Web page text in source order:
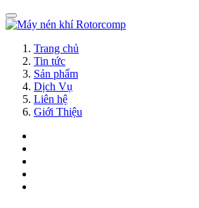
Trang chủ
Tin tức
Sản phẩm
Dịch Vụ
Liên hệ
Giới Thiệu